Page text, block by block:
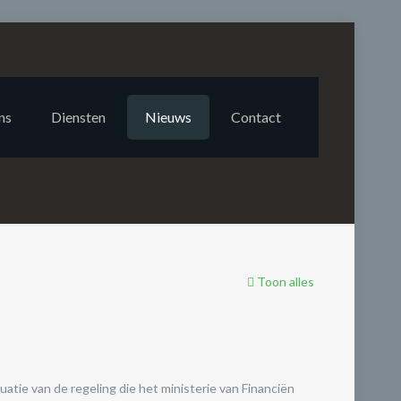
Diensten Nieuws Contact
kilometers
Toon alles
van de regeling die het ministerie van Financiën